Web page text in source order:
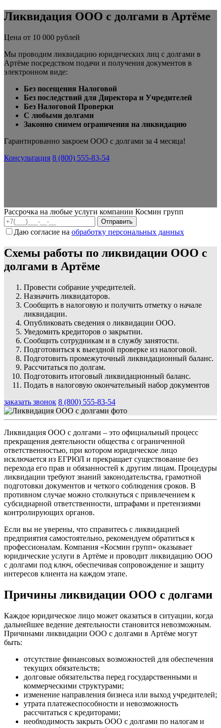
Ликвидация ООО с долгами в Артёме
Цена от 10 000 рублей
Мы проводим ликвидацию юридических лиц с долгами в
Артёме посредством подачи и получения документов в
электронном виде:
Без посещения Налоговой
Без последствий для Директора и Учредителей
Без Налоговой Проверки
С любыми долгами
Законно снимем ограничения на ликвидацию
Гарантированно закроем ООО с долгами за 4 месяца!
Консультация 8 (800) 555-83-54
Рассрочка на любые услуги компании Космин групп
Даю согласие на обработку персональных данных
Схемы работы по ликвидации ООО с
долгами в Артёме
Провести собрание учредителей.
Назначить ликвидаторов.
Сообщить в налоговую и получить отметку о начале
ликвидации.
Опубликовать сведения о ликвидации ООО.
Уведомить кредиторов о закрытии.
Сообщить сотрудникам и в службу занятости.
Подготовиться к выездной проверке из налоговой.
Подготовить промежуточный ликвидационный баланс.
Рассчитаться по долгам.
Подготовить итоговый ликвидационный баланс.
Подать в налоговую окончательный набор документов
заказать звонок 8 (800) 555-83-54
Ликвидация ООО с долгами – это официальный процесс
прекращения деятельности общества с ограниченной
ответственностью, при котором юридическое лицо
исключается из ЕГРЮЛ и прекращает существование без
перехода его прав и обязанностей к другим лицам. Процедуры
ликвидации требуют знаний законодательства, грамотной
подготовки документов и четкого соблюдения сроков. В
противном случае можно столкнуться с привлечением к
субсидиарной ответственности, штрафами и претензиями
контролирующих органов.
Если вы не уверены, что справитесь с ликвидацией
предприятия самостоятельно, рекомендуем обратиться к
профессионалам. Компания «Космин групп» оказывает
юридические услуги в Артёме и проводит ликвидацию ООО
с долгами под ключ, обеспечивая сопровождение и защиту
интересов клиента на каждом этапе.
Причины ликвидации ООО с долгами
Каждое юридическое лицо может оказаться в ситуации, когда
дальнейшее ведение деятельности становится невозможным.
Причинами ликвидации ООО с долгами в Артёме могут
быть:
отсутствие финансовых возможностей для обеспечения
текущих обязательств;
долговые обязательства перед государственными и
коммерческими структурами;
изменение направления бизнеса или выход учредителей;
утрата платежеспособности и невозможность
рассчитаться с кредиторами;
необходимость закрыть ООО с долгами по налогам и